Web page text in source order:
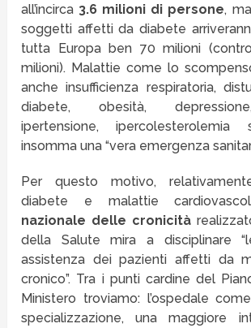
all’incirca 3.6 milioni di persone,
soggetti affetti da diabete
tutta Europa ben 70 milioni
milioni). Malattie come lo
anche insufficienza respiratoria,
diabete, obesità,
ipertensione, ipercolesterolemia
insomma una “vera emergenza
Per questo motivo,
diabete e malattie
nazionale delle cronicità
della Salute mira a disciplinare
assistenza dei pazienti affetti da
cronico”. Tra i punti cardine del
Ministero troviamo: l’ospedale
specializzazione, una maggiore